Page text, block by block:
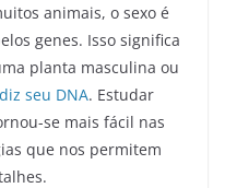
animais, o sexo é
genes. Isso significa
planta masculina ou
seu DNA. Estudar
se mais fácil nas
que nos permitem